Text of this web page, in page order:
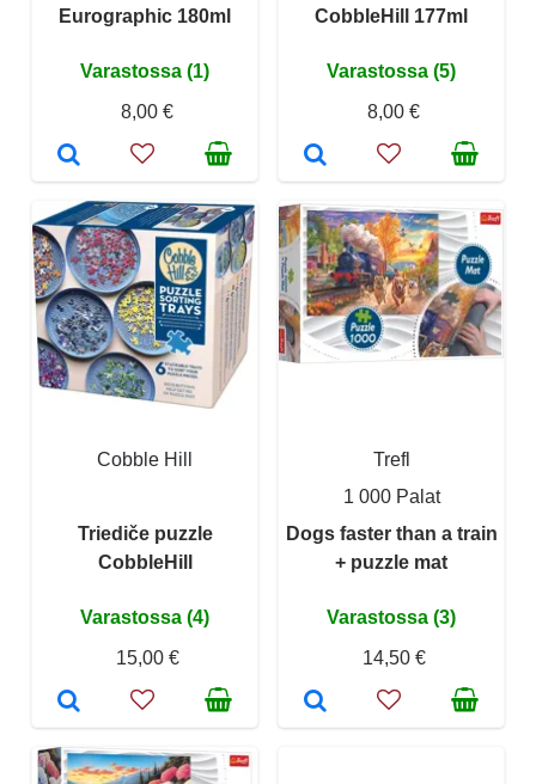
Eurographic 180ml
Varastossa (1)
8,00 €
CobbleHill 177ml
Varastossa (5)
8,00 €
Cobble Hill
Triediče puzzle
CobbleHill
Varastossa (4)
15,00 €
Trefl
1 000 Palat
Dogs faster than a train
+ puzzle mat
Varastossa (3)
14,50 €